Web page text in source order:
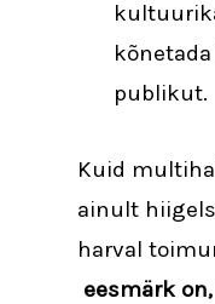
publikut.
Kuid
ainult
harval
eesmärk